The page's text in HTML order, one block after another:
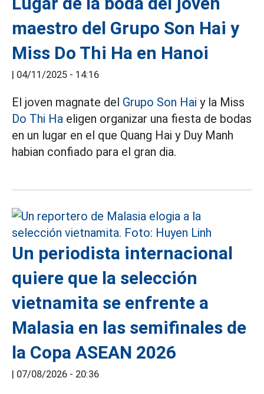
maestro del Grupo Son Hai y
Miss Do Thi Ha en Hanoi
04/11/2025 - 14:16
El joven magnate del Grupo Son Hai y la Miss
Do Thi Ha eligen organizar una fiesta de bodas
en un lugar en el que Quang Hai y Duy Manh
habian confiado para el gran dia.
Un periodista internacional
quiere que la selección
vietnamita se enfrente a
Malasia en las semifinales de
la Copa ASEAN 2026
07/08/2026 - 20:36